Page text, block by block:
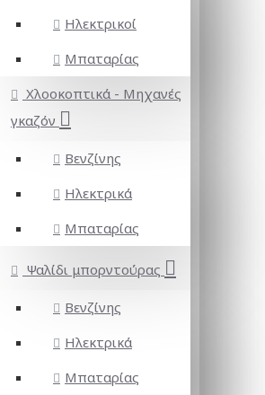
Ηλεκτρικοί
Μπαταρίας
Χλοοκοπτικά - Μηχανές
γκαζόν
Βενζίνης
Ηλεκτρικά
Μπαταρίας
Ψαλίδι μπορντούρας
Βενζίνης
Ηλεκτρικά
Μπαταρίας